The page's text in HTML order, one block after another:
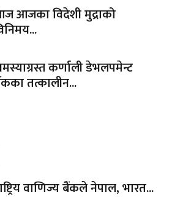
आजका विदेशी मुद्राको
कर्णाली डेभलपमेन्ट
तत्कालीन...
वाणिज्य बैंकले नेपाल, भारत...